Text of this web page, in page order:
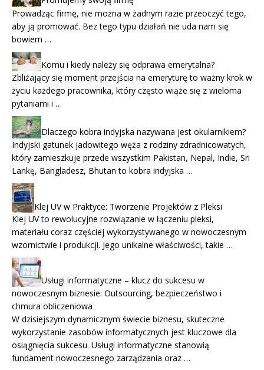
Prowadząc firmę, nie można w żadnym razie przeoczyć tego,
aby ją promować. Bez tego typu działań nie uda nam się
bowiem …
Komu i kiedy należy się odprawa emerytalna?
Zbliżający się moment przejścia na emeryturę to ważny krok w
życiu każdego pracownika, który często wiąże się z wieloma
pytaniami i …
Dlaczego kobra indyjska nazywana jest okularnikiem?
Indyjski gatunek jadowitego węża z rodziny zdradnicowatych,
który zamieszkuje przede wszystkim Pakistan, Nepal, Indie, Sri
Lankę, Bangladesz, Bhutan to kobra indyjska …
Klej UV w Praktyce: Tworzenie Projektów z Pleksi
Klej UV to rewolucyjne rozwiązanie w łączeniu pleksi,
materiału coraz częściej wykorzystywanego w nowoczesnym
wzornictwie i produkcji. Jego unikalne właściwości, takie …
Usługi informatyczne – klucz do sukcesu w
nowoczesnym biznesie: Outsourcing, bezpieczeństwo i
chmura obliczeniowa
W dzisiejszym dynamicznym świecie biznesu, skuteczne
wykorzystanie zasobów informatycznych jest kluczowe dla
osiągnięcia sukcesu. Usługi informatyczne stanowią
fundament nowoczesnego zarządzania oraz …